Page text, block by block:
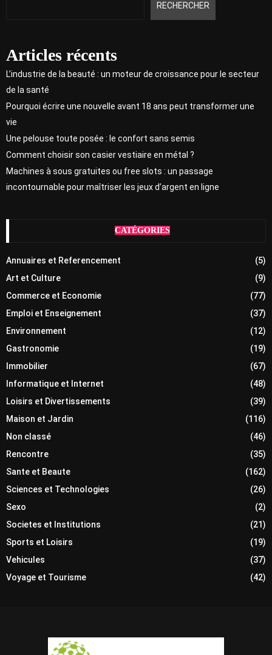
RECHERCHER
Articles récents
L’industrie de la beauté : un moteur de croissance pour le secteur
de la santé
Pourquoi écrire une nouvelle avant 18 ans peut transformer une
vie
Une pelouse toute posée : le confort sans semis
Comment choisir son casier vestiaire en métal ?
Machines à sous gratuites ou free slots : un passage
incontournable pour maîtriser les jeux d’argent en ligne
CATÉGORIES
Annuaires et Referencement
(5)
Art et Culture
(9)
Commerce et Economie
(77)
Emploi et Enseignement
(37)
Environnement
(12)
Gastronomie
(19)
Immobilier
(67)
Informatique et Internet
(48)
Loisirs et Divertissements
(39)
Maison et Jardin
(116)
Non classé
(46)
Rencontre
(35)
Sante et Beaute
(162)
Sciences et Technologies
(26)
Sexo
(2)
Societes et Institutions
(21)
Sports et Loisirs
(19)
Vehicules
(37)
Voyage et Tourisme
(42)